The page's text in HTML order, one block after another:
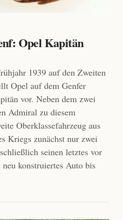
Opel Kapitän
1939 auf den Zweiten
Opel auf dem Genfer
vor. Neben dem zwei
Admiral zu diesem
Oberklassefahrzeug aus
Kriegs zunächst nur zwei
seinen letztes vor
konstruiertes Auto bis